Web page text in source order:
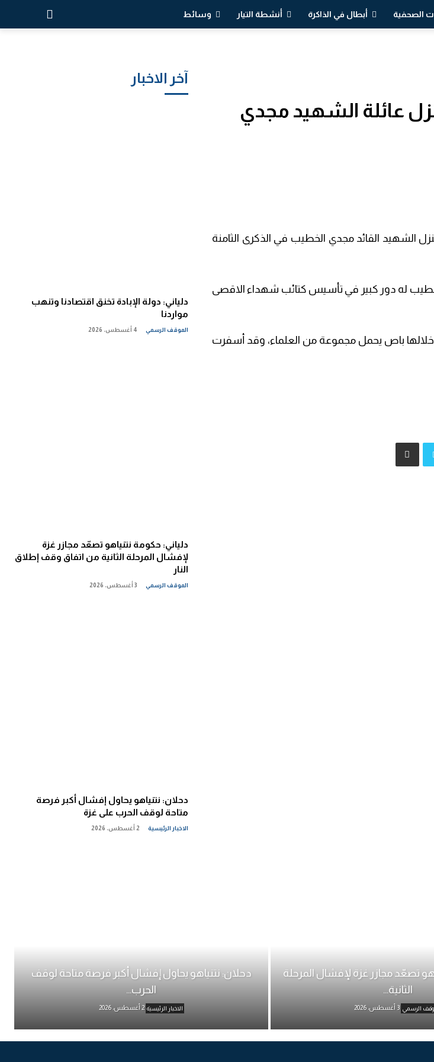
الصحفية أبطال في الذاكرة أنشطة التيار وسائط
آخر الاخبار
دلياني: دولة الإبادة تخنق اقتصادنا وتنهب
مواردنا
الموقف الرسمي 4 أغسطس، 2026
دلياني: حكومة نتنياهو تصعّد مجازر غزة
لإفشال المرحلة الثانية من اتفاق وقف إطلاق
النار
الموقف الرسمي 3 أغسطس، 2026
دحلان: نتنياهو يحاول إفشال أكبر فرصة
متاحة لوقف الحرب على غزة
الاخبار الرئيسية 2 أغسطس، 2026
عائلة الشهيد مجدي
الشهيد القائد مجدي الخطيب في الذكرى الثامنة
له دور كبير في تأسيس كتائب شهداء الاقصى
خلالها باص يحمل مجموعة من العلماء، وقد أسفرت
تصعّد مجازر غزة لإفشال المرحلة
الثانية...
الرسمي 3 أغسطس، 2026
دحلان: نتنياهو يحاول إفشال أكبر فرصة متاحة لوقف
الحرب...
الاخبار الرئيسية 2 أغسطس، 2026